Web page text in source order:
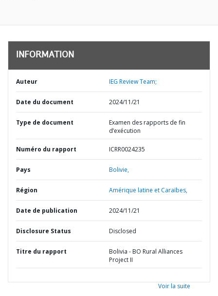
INFORMATION
Auteur IEG Review Team;
Date du document 2024/11/21
Type de document
Examen des rapports de fin
d’exécution
Numéro du rapport ICRR0024235
Pays Bolivie,
Région Amérique latine et Caraïbes,
Date de publication 2024/11/21
Disclosure Status Disclosed
Titre du rapport
Bolivia - BO Rural Alliances
Project II
Voir la suite